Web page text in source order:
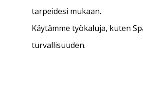
tarpeidesi mukaan.
Käytämme työkaluja, kuten
turvallisuuden.